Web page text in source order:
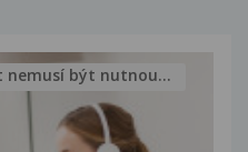
nemusí být nutnou...